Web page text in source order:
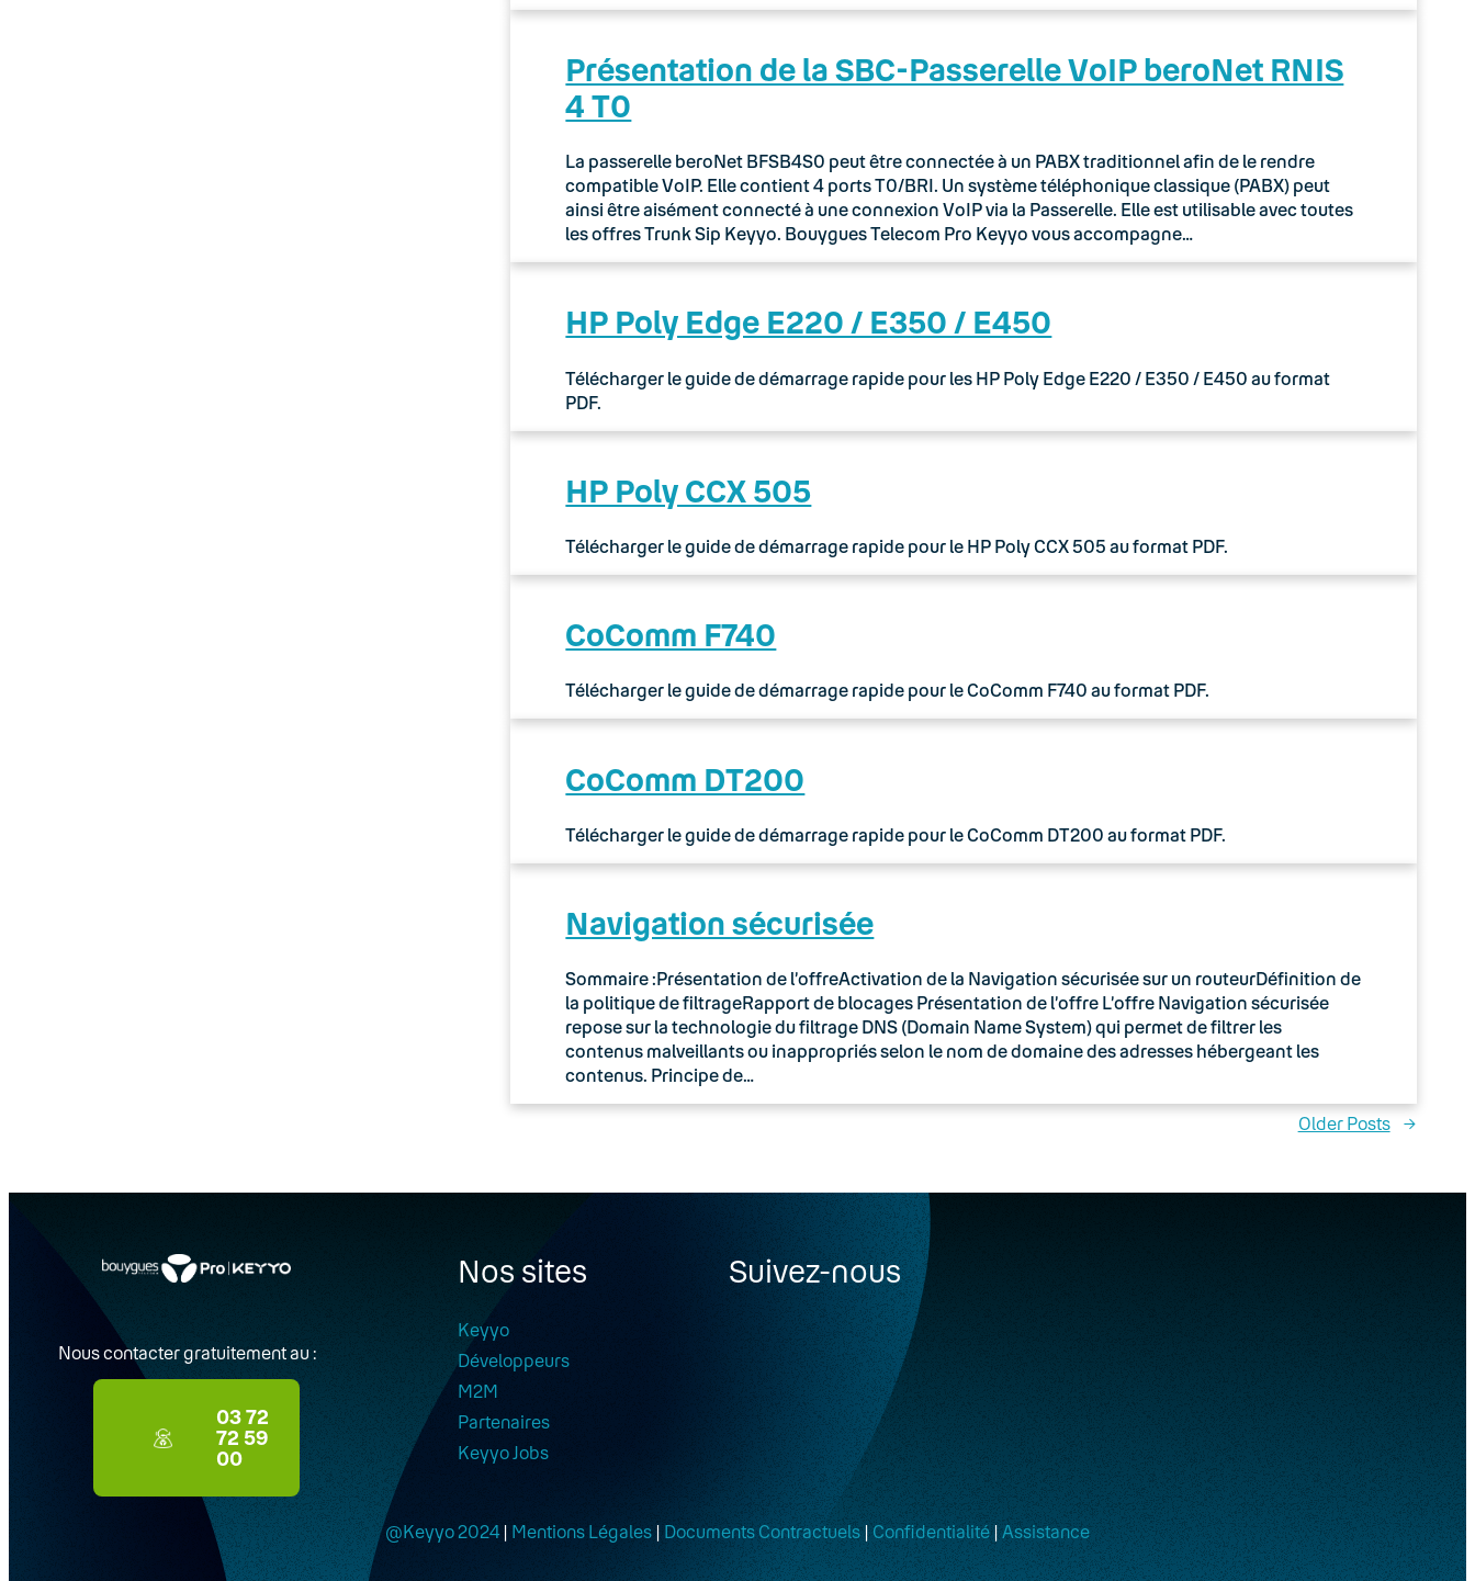
Présentation de la SBC-Passerelle VoIP beroNet RNIS
4 T0
La passerelle beroNet BFSB4S0 peut être connectée à un PABX traditionnel afin de le rendre
compatible VoIP. Elle contient 4 ports T0/BRI. Un système téléphonique classique (PABX) peut
ainsi être aisément connecté à une connexion VoIP via la Passerelle. Elle est utilisable avec toutes
les offres Trunk Sip Keyyo. Bouygues Telecom Pro Keyyo vous accompagne…
HP Poly Edge E220 / E350 / E450
Télécharger le guide de démarrage rapide pour les HP Poly Edge E220 / E350 / E450 au format
PDF.
HP Poly CCX 505
Télécharger le guide de démarrage rapide pour le HP Poly CCX 505 au format PDF.
CoComm F740
Télécharger le guide de démarrage rapide pour le CoComm F740 au format PDF.
CoComm DT200
Télécharger le guide de démarrage rapide pour le CoComm DT200 au format PDF.
Navigation sécurisée
Sommaire :Présentation de l’offreActivation de la Navigation sécurisée sur un routeurDéfinition de
la politique de filtrageRapport de blocages Présentation de l’offre L’offre Navigation sécurisée
repose sur la technologie du filtrage DNS (Domain Name System) qui permet de filtrer les
contenus malveillants ou inappropriés selon le nom de domaine des adresses hébergeant les
contenus. Principe de…
Older Posts →
Nous contacter gratuitement au :
03 72
72 59
00
Nos sites
Keyyo
Développeurs
M2M
Partenaires
Keyyo Jobs
Suivez-nous
@Keyyo 2024| Mentions Légales | Documents Contractuels|Confidentialité|Assistance